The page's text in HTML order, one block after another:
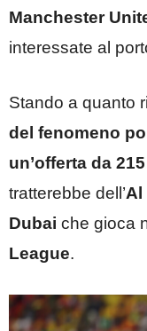
Manchester
interessate al
Stando a quanto
del fenomeno
un’offerta da
tratterebbe dell’Al
Dubai che gioca
League.